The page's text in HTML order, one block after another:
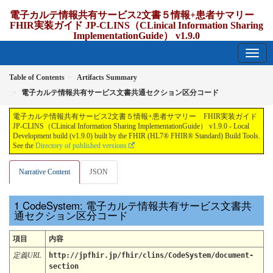
電子カルテ情報共有サービス2文書５情報+患者サマリー
FHIR実装ガイド JP-CLINS（CLinical Information Sharing
ImplementationGuide） v1.9.0
Table of Contents
Artifacts Summary
電子カルテ情報共有サービス文書共通セクション区分コード
電子カルテ情報共有サービス2文書５情報+患者サマリー FHIR実装ガイド
JP-CLINS（CLinical Information Sharing ImplementationGuide） v1.9.0 - Local
Development build (v1.9.0) built by the FHIR (HL7® FHIR® Standard) Build Tools.
See the Directory of published versions
Narrative Content JSON
CodeSystem: 電子カルテ情報共有サービス文書共
通セクション区分コード
項目
内容
定義URL
http://jpfhir.jp/fhir/clins/CodeSystem/document-
section